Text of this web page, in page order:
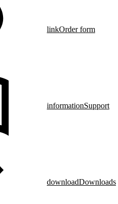
linkOrder form
informationSupport
downloadDownloads